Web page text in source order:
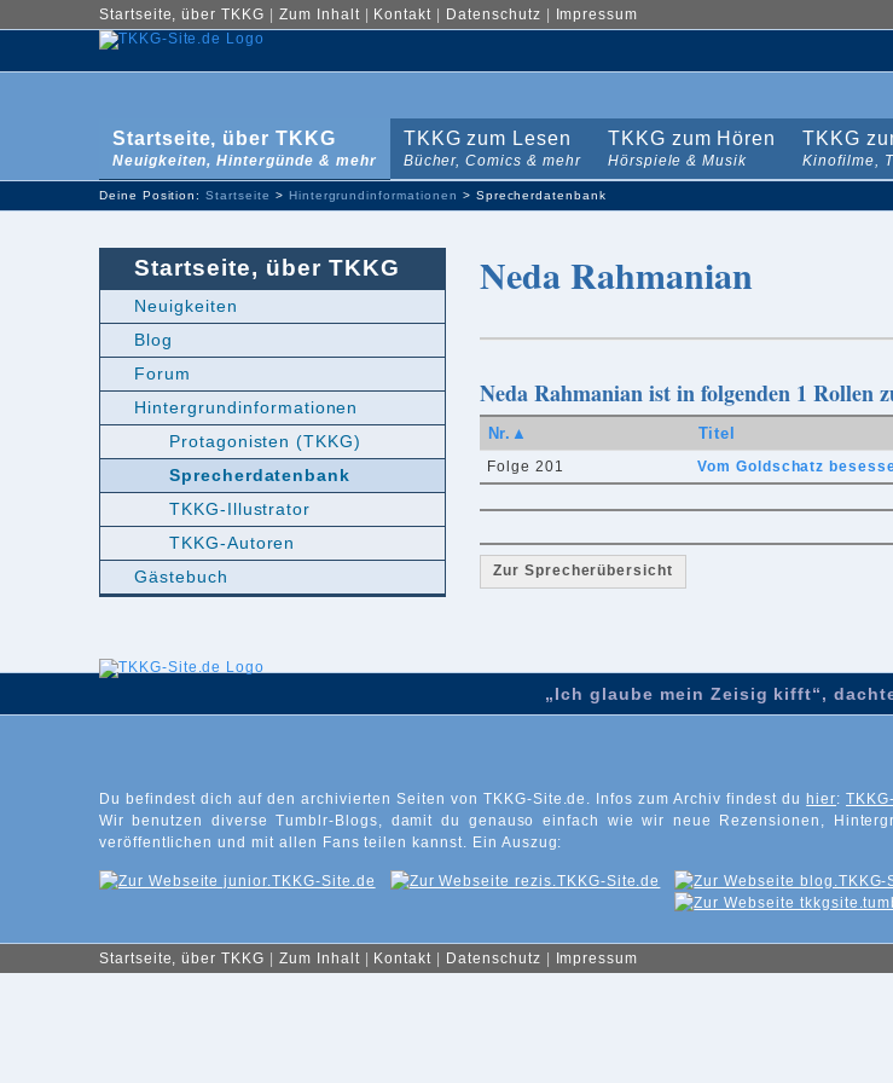
Startseite, über TKKG Zum Inhalt| Kontakt Datenschutz Impressum
Startseite, über TKKG
Neuigkeiten, Hintergünde & mehr
TKKG zum Lesen
Bücher, Comics & mehr
TKKG zum Hören
Hörspiele & Musik
TKKG
Kinofilme,
Deine Position:Startseite > Hintergrundinformationen > Sprecherdatenbank
Neda Rahmanian
Neda Rahmanian ist in folgenden 1 Rollen
Nr.▲ Titel
Folge 201 Vom Goldschatz
Zur Sprecherübersicht
Startseite, über TKKG
Neuigkeiten
Blog
Forum
Hintergrundinformationen
Protagonisten (TKKG)
Sprecherdatenbank
TKKG-Illustrator
TKKG-Autoren
Gästebuch
„Ich glaube mein Zeisig kifft“,
Du befindest dich auf den archivierten Seiten von TKKG-Site.de. Infos zum Archiv findest duhier:
Wir benutzen diverse Tumblr-Blogs, damit du genauso einfach wie wir neue Rezensionen,
veröffentlichen und mit allen Fans teilen kannst. Ein Auszug:
Startseite, über TKKG Zum Inhalt| Kontakt Datenschutz Impressum